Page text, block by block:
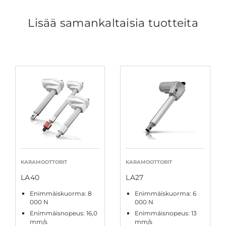
Lisää samankaltaisia tuotteita
KARAMOOTTORIT
LA40
Enimmäiskuorma: 8
000 N
Enimmäisnopeus: 16,0
mm/s
KARAMOOTTORIT
LA27
Enimmäiskuorma: 6
000 N
Enimmäisnopeus: 13
mm/s